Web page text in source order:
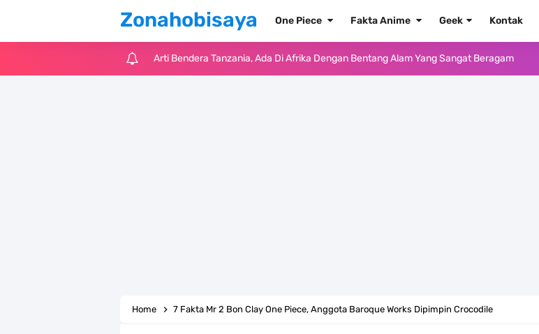
Zonahobisaya One Piece Fakta Anime Geek Kontak
Arti Bendera Tanzania, Ada Di Afrika Dengan Bentang Alam Yang Sangat Beragam
Home 7 Fakta Mr 2 Bon Clay One Piece, Anggota Baroque Works Dipimpin Crocodile